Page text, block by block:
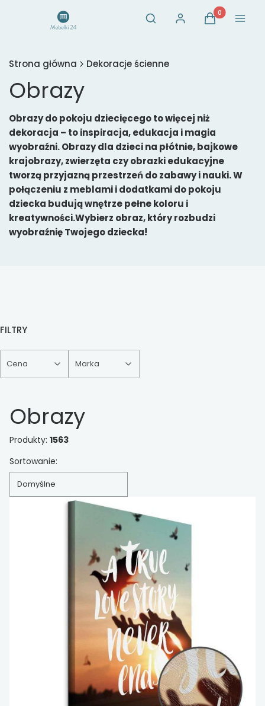
Otwórz wyszukiwarkę
Szukaj Zaloguj sięProdukty w
Koszyk Menu
Strona główna Dekoracje ścienne
Obrazy
Obrazy do pokoju dziecięcego to więcej niż
dekoracja – to inspiracja, edukacja i magia
wyobraźni. Obrazy dla dzieci na płótnie, bajkowe
krajobrazy, zwierzęta czy obrazki edukacyjne
tworzą przyjazną przestrzeń do zabawy i nauki. W
połączeniu z meblami i dodatkami do pokoju
dziecka budują wnętrze pełne koloru i
kreatywności.Wybierz obraz, który rozbudzi
wyobraźnię Twojego dziecka!
FILTRY
Cena Marka
Obrazy
Produkty: 1563
Lista produktów
Sortowanie:
Domyślne